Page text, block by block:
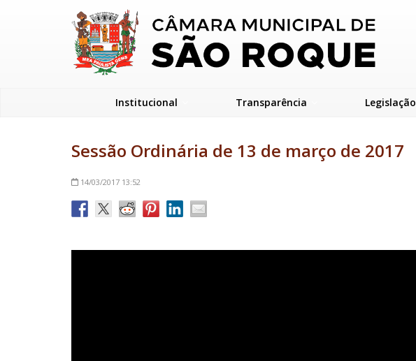
Institucional Transparência Legislação
Sessão Ordinária de 13 de março de 2017
14/03/201713:52